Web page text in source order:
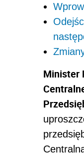
Minister